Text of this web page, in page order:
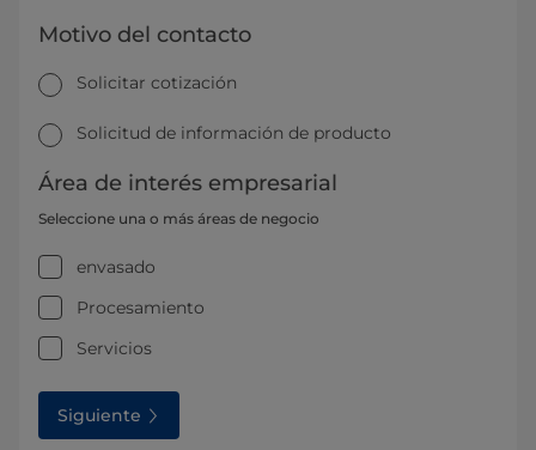
Motivo del contacto
Solicitar cotización
Solicitud de información de producto
Área de interés empresarial
Seleccione una o más áreas de negocio
envasado
Procesamiento
Servicios
Siguiente